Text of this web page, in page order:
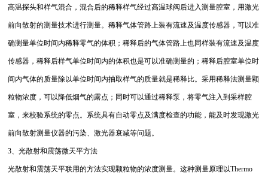
高温探头和样气混合，混合后的稀释样气经过高温球阀后进入测量腔室，用激光
前向散射的测量技术进行测量。稀释气体管路上装有流速及温度传感器，可以准
确测量单位时间内稀释零气的体积；稀释后的气体管路上也同样装有流速及温度
传感器，稀释后样气单位时间内的体积也是可以准确测量的；稀释后腔室单位时
间内气体的质量除以单位时间内抽取样气的质量就是稀释比。采用稀释法测量颗
粒物浓度，可以降低烟气的露点；同时可以通过稀释泵，将零气注入到采样腔
室，来校验系统的零点。系统具有自动零点及满度检查的功能，能及时发现激光
前向散射测量仪器的污染、激光器衰减等问题。
3、光散射和震荡微天平方法
光散射和震荡天平联用的方法实现颗粒物的浓度测量。这种测量原理以Thermo